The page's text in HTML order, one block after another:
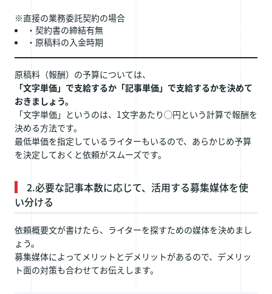
※直接の業務委託契約の場合
・契約書の締結有無
・原稿料の入金時期
原稿料（報酬）の予算については、
「文字単価」で支給するか「記事単価」で支給するかを決めて
おきましょう。
「文字単価」というのは、1文字あたり◯円という計算で報酬を
決める方法です。
最低単価を指定しているライターもいるので、あらかじめ予算
を決定しておくと依頼がスムーズです。
2.必要な記事本数に応じて、活用する募集媒体を使
い分ける
依頼概要文が書けたら、ライターを探すための媒体を決めまし
ょう。
募集媒体によってメリットとデメリットがあるので、デメリッ
ト面の対策も合わせてお伝えします。